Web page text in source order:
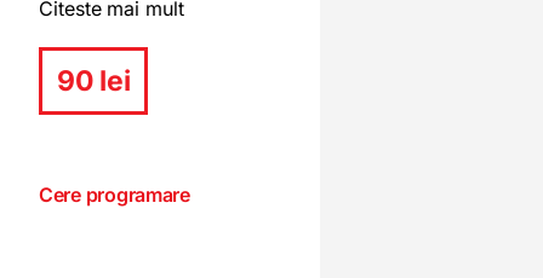
Citeste mai mult
90 lei
Cere programare